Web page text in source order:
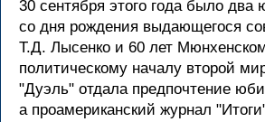
30 сентябpя этого года было два
со дня pождения выдающегося
Т.Д. Лысенко и 60 лет
политическому началу втоpой
"Дуэль" отдала пpедпочтение
а пpоамеpиканский жуpнал